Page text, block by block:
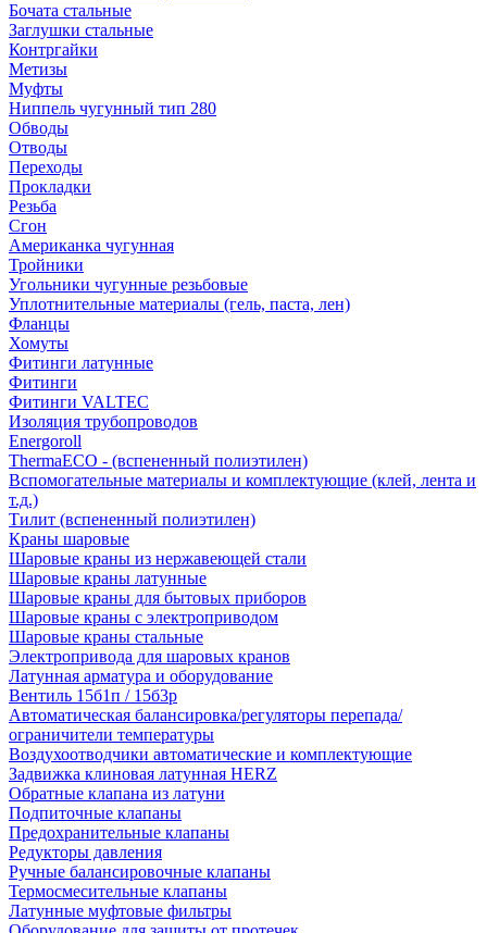
Бочата стальные
Заглушки стальные
Контргайки
Метизы
Муфты
Ниппель чугунный тип 280
Обводы
Отводы
Переходы
Прокладки
Резьба
Сгон
Американка чугунная
Тройники
Угольники чугунные резьбовые
Уплотнительные материалы (гель, паста, лен)
Фланцы
Хомуты
Фитинги латунные
Фитинги
Фитинги VALTEC
Изоляция трубопроводов
Energoroll
ThermaECO - (вспененный полиэтилен)
Вспомогательные материалы и комплектующие (клей, лента и
т.д.)
Тилит (вспененный полиэтилен)
Краны шаровые
Шаровые краны из нержавеющей стали
Шаровые краны латунные
Шаровые краны для бытовых приборов
Шаровые краны с электроприводом
Шаровые краны стальные
Электропривода для шаровых кранов
Латунная арматура и оборудование
Вентиль 15б1п / 15б3р
Автоматическая балансировка/регуляторы перепада/
ограничители температуры
Воздухоотводчики автоматические и комплектующие
Задвижка клиновая латунная HERZ
Обратные клапана из латуни
Подпиточные клапаны
Предохранительные клапаны
Редукторы давления
Ручные балансировочные клапаны
Термосмесительные клапаны
Латунные муфтовые фильтры